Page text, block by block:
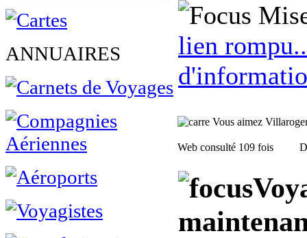
ANNUAIRES
lien
Vous aimez
Web consulté 109 fois